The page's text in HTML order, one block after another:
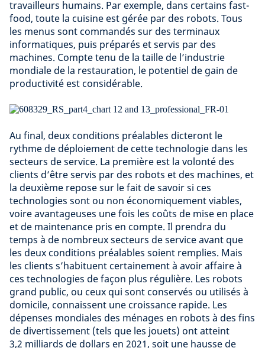
travailleurs humains. Par exemple, dans certains fast-
food, toute la cuisine est gérée par des robots. Tous
les menus sont commandés sur des terminaux
informatiques, puis préparés et servis par des
machines. Compte tenu de la taille de l’industrie
mondiale de la restauration, le potentiel de gain de
productivité est considérable.
Au final, deux conditions préalables dicteront le
rythme de déploiement de cette technologie dans les
secteurs de service. La première est la volonté des
clients d’être servis par des robots et des machines, et
la deuxième repose sur le fait de savoir si ces
technologies sont ou non économiquement viables,
voire avantageuses une fois les coûts de mise en place
et de maintenance pris en compte. Il prendra du
temps à de nombreux secteurs de service avant que
les deux conditions préalables soient remplies. Mais
les clients s’habituent certainement à avoir affaire à
ces technologies de façon plus régulière. Les robots
grand public, ou ceux qui sont conservés ou utilisés à
domicile, connaissent une croissance rapide. Les
dépenses mondiales des ménages en robots à des fins
de divertissement (tels que les jouets) ont atteint
3,2 milliards de dollars en 2021, soit une hausse de